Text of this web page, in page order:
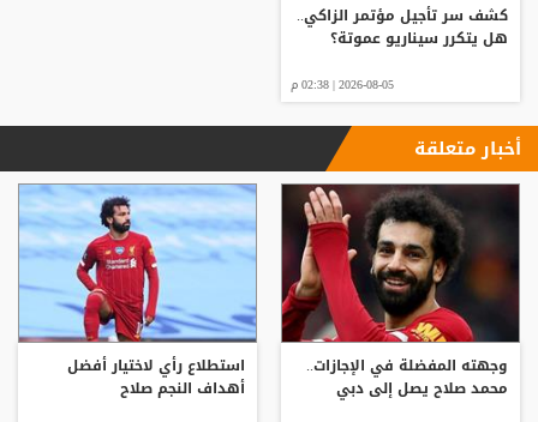
كشف سر تأجيل مؤتمر الزاكي..
هل يتكرر سيناريو عموتة؟
2026-08-05 | 02:38 م
أخبار متعلقة
وجهته المفضلة في الإجازات..
محمد صلاح يصل إلى دبي
استطلاع رأي لاختيار أفضل
أهداف النجم صلاح